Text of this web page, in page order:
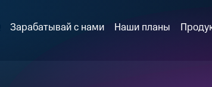
Зарабатывай с нами Наши планы